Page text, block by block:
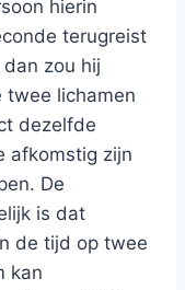
hierin
terugreist
zou hij
twee lichamen
dezelfde
afkomstig zijn
De
is dat
de tijd op twee
kan